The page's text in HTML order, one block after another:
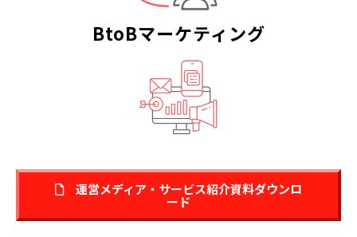
BtoBマーケティング
運営メディア・サービス紹介資料ダウンロ
ード